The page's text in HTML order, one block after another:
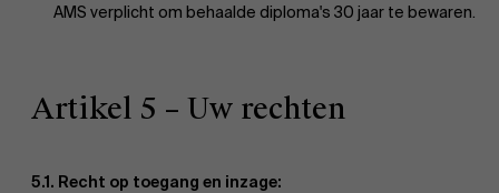
AMS verplicht om behaalde diploma's 30 jaar te bewaren.
Artikel 5 – Uw rechten
5.1. Recht op toegang en inzage: